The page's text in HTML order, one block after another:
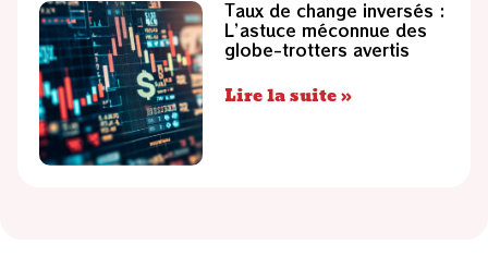
Taux de change inversés :
L’astuce méconnue des
globe-trotters avertis
Lire la suite »